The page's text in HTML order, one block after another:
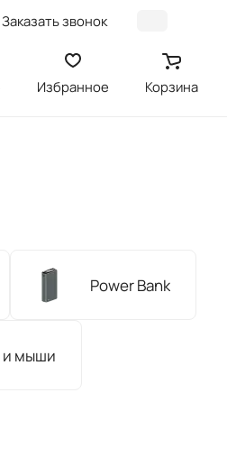
Заказать звонок
Избранное Корзина
Power Bank
и мыши